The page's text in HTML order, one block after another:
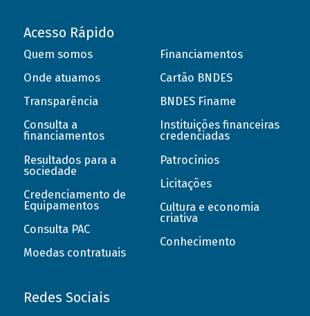
Acesso Rápido
Quem somos
Onde atuamos
Transparência
Consulta a
financiamentos
Resultados para a
sociedade
Credenciamento de
Equipamentos
Consulta PAC
Moedas contratuais
Financiamentos
Cartão BNDES
BNDES Finame
Instituições financeiras
credenciadas
Patrocínios
Licitações
Cultura e economia
criativa
Conhecimento
Redes Sociais